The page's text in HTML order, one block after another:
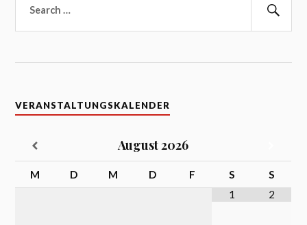
nach:
VERANSTALTUNGSKALENDER
August2026
M D M D F S
S
1
2